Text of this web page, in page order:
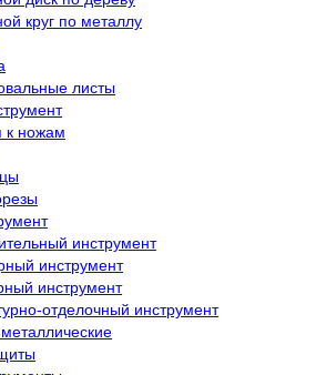
круг по металлу
листы
к ножам
инструмент
инструмент
инструмент
отделочный инструмент